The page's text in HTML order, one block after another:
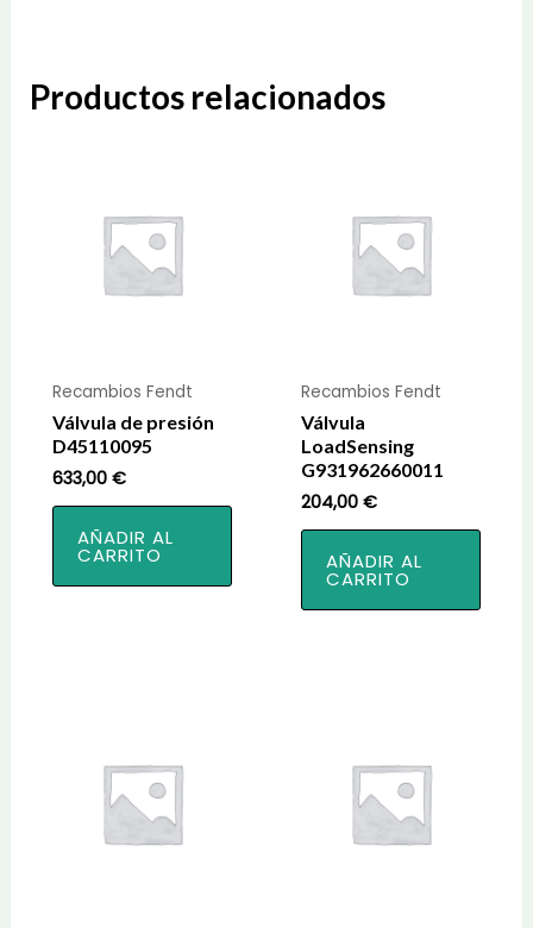
Productos relacionados
Recambios Fendt
Válvula de presión
D45110095
633,00 €
AÑADIR AL
CARRITO
Recambios Fendt
Válvula
LoadSensing
G931962660011
204,00€
AÑADIR AL
CARRITO